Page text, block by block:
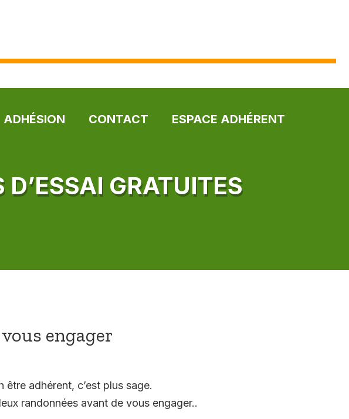
ADHÉSION CONTACT ESPACE ADHÉRENT
GRATUITES
engager
être adhérent, c’est plus sage.
randonnées avant de vous engager..